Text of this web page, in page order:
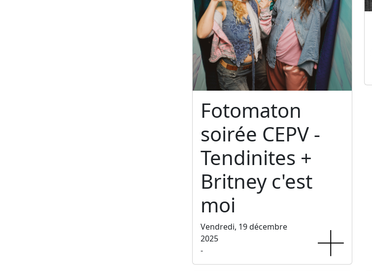
Fotomaton
soirée CEPV -
Tendinites +
Britney c'est
moi
Vendredi, 19 décembre
2025
-